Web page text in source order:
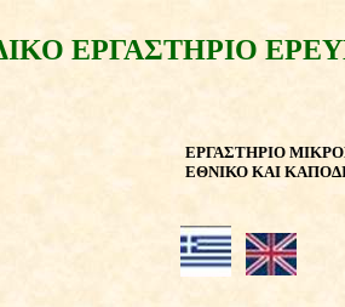
ΕΡΓΑΣΤΗΡΙΟ
ΕΡΓΑΣΤΗΡΙΟ
ΕΘΝΙΚΟ ΚΑΙ